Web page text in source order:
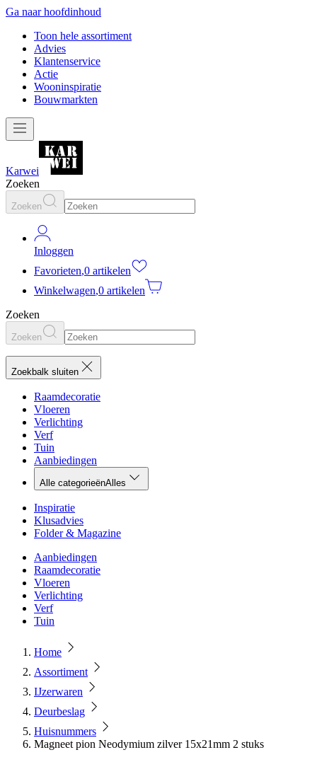
Ga naar hoofdinhoud
Toon hele assortiment
Advies
Klantenservice
Actie
Wooninspiratie
Bouwmarkten
Karwei
Zoeken
Zoeken
Inloggen
Favorieten,0 artikelen
Winkelwagen,0 artikelen
Zoeken
Zoeken
Zoekbalk sluiten
Raamdecoratie
Vloeren
Verlichting
Verf
Tuin
Aanbiedingen
Alle categorieënAlles
Inspiratie
Klusadvies
Folder & Magazine
Aanbiedingen
Raamdecoratie
Vloeren
Verlichting
Verf
Tuin
Home
Assortiment
IJzerwaren
Deurbeslag
Huisnummers
Magneet pion Neodymium zilver 15x21mm 2 stuks